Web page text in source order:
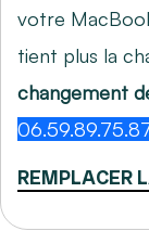
votre
tient plus la
changement
REMPLACER